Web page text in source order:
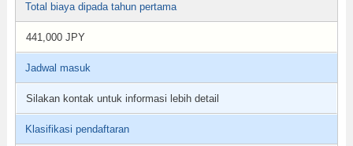
Total biaya dipada tahun pertama
441,000 JPY
Jadwal masuk
Silakan kontak untuk informasi lebih detail
Klasifikasi pendaftaran